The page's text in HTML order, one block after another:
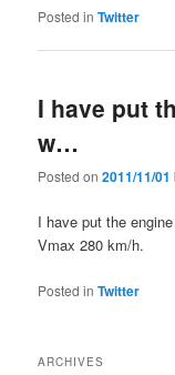
Posted in Twitter
I have put
w…
Posted on2011/11/01
I have put the
Vmax 280 km/h.
Posted in Twitter
ARCHIVES